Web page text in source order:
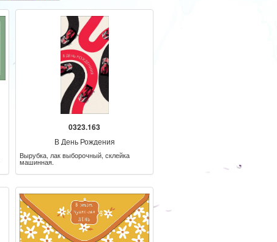
0323.163
В День Рождения
Вырубка, лак выборочный, склейка
машинная.